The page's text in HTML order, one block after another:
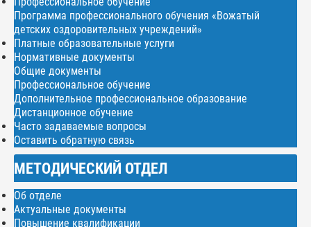
Программа профессионального обучения «Вожатый
детских оздоровительных учреждений»
Платные образовательные услуги
Нормативные документы
Общие документы
Профессиональное обучение
Дополнительное профессиональное образование
Дистанционное обучение
Часто задаваемые вопросы
Оставить обратную связь
МЕТОДИЧЕСКИЙ ОТДЕЛ
Об отделе
Актуальные документы
Повышение квалификации